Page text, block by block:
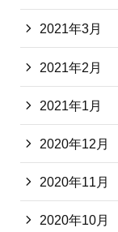
2021年3月
2021年2月
2021年1月
2020年12月
2020年11月
2020年10月